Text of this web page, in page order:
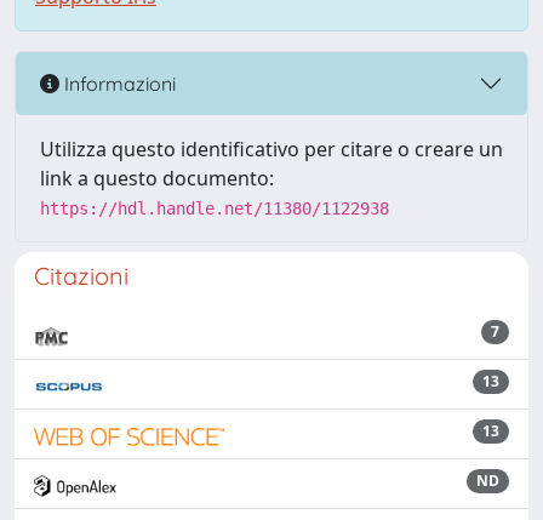
Informazioni
Utilizza questo identificativo per citare o creare un
link a questo documento:
https://hdl.handle.net/11380/1122938
Citazioni
7
13
13
ND